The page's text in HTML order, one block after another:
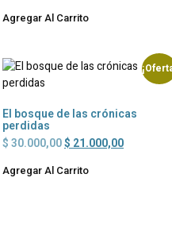
Agregar Al Carrito
El bosque de las crónicas
perdidas
$ 30.000,00$ 21.000,00
Agregar Al Carrito